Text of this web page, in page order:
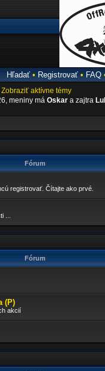
Hľadať• Registrovať• FAQ
Zobraziť aktívne témy
meniny má Oskar a zajtra
Fórum
registrovať. Čítajte ako prvé.
...
Fórum
(P)
akcií